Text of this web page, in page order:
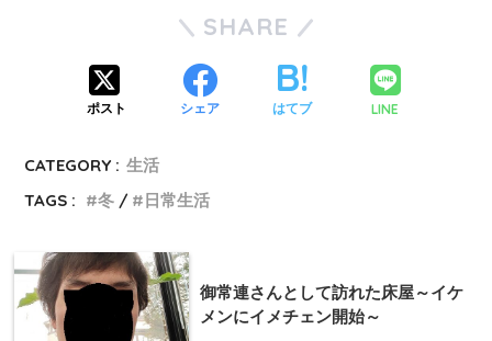
SHARE
ポスト シェア はてブ LINE
CATEGORY : 生活
TAGS :
冬 日常生活
御常連さんとして訪れた床屋～イケ
メンにイメチェン開始～